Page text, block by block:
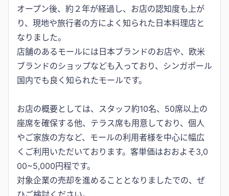
オープン後、約２年が経過し、お店の認知度も上が
り、現地や旅行者の方によく知られた日本料理店と
なりました。
店舗のあるモールには日本ブランドのお店や、欧米
ブランドのショップなども入っており、シンガポール
国内でも良く知られたモールです。
お店の概要としては、スタッフ約10名、50席以上の
座席を確保する他、テラス席も用意しており、個人
やご家族の方など、モールの利用者様を中心に幅広
くご利用いただいております。客単価はおおよそ3,0
00~5,000円程です。
対象企業の売却を進めることとなりましたでの、ぜ